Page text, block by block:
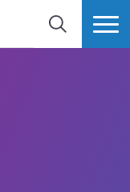
SEARCH MORE